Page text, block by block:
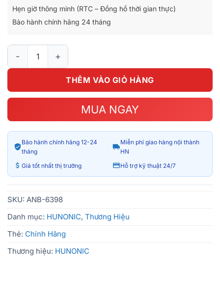
Hẹn giờ thông minh (RTC – Đồng hồ thời gian thực)
Bảo hành chính hãng 24 tháng
Thiết bị bảo vệ an toàn điện thông minh Hunonic Batec số
THÊM VÀO GIỎ HÀNG
MUA NGAY
Bảo hành chính hãng 12-24
tháng
Miễn phí giao hàng nội thành
HN
Giá tốt nhất thị trường
Hỗ trợ kỹ thuật 24/7
SKU: ANB-6398
Danh mục: HUNONIC, Thương Hiệu
Thẻ: Chính Hãng
Thương hiệu: HUNONIC